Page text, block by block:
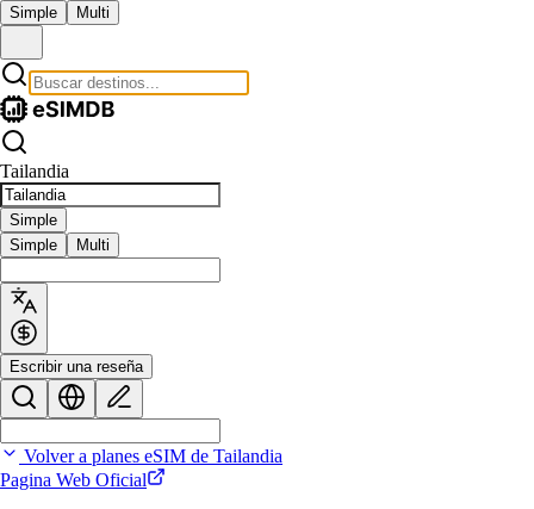
Simple Multi
Tailandia
Simple
Simple
Multi
Escribir una reseña
Volver a planes eSIM de Tailandia
Pagina Web Oficial